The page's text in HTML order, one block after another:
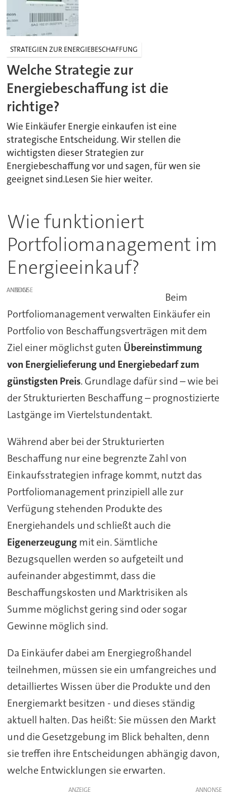
STRATEGIEN ZUR ENERGIEBESCHAFFUNG
Welche Strategie zur
Energiebeschaffung ist die
richtige?
Wie Einkäufer Energie einkaufen ist eine
strategische Entscheidung. Wir stellen die
wichtigsten dieser Strategien zur
Energiebeschaffung vor und sagen, für wen sie
geeignet sind.Lesen Sie hier weiter.
Wie funktioniert
Portfoliomanagement im
Energieeinkauf?
ANZEIGE
Beim
Portfoliomanagement verwalten Einkäufer ein
Portfolio von Beschaffungsverträgen mit dem
Ziel einer möglichst guten Übereinstimmung
von Energielieferung und Energiebedarf zum
günstigsten Preis. Grundlage dafür sind – wie bei
der Strukturierten Beschaffung – prognostizierte
Lastgänge im Viertelstundentakt.
Während aber bei der Strukturierten
Beschaffung nur eine begrenzte Zahl von
Einkaufsstrategien infrage kommt, nutzt das
Portfoliomanagement prinzipiell alle zur
Verfügung stehenden Produkte des
Energiehandels und schließt auch die
Eigenerzeugungmit ein. Sämtliche
Bezugsquellen werden so aufgeteilt und
aufeinander abgestimmt, dass die
Beschaffungskosten und Marktrisiken als
Summe möglichst gering sind oder sogar
Gewinne möglich sind.
Da Einkäufer dabei am Energiegroßhandel
teilnehmen, müssen sie ein umfangreiches und
detailliertes Wissen über die Produkte und den
Energiemarkt besitzen - und dieses ständig
aktuell halten. Das heißt: Sie müssen den Markt
und die Gesetzgebung im Blick behalten, denn
sie treffen ihre Entscheidungen abhängig davon,
welche Entwicklungen sie erwarten.
ANZEIGE